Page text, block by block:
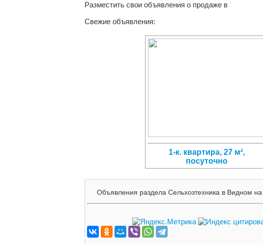
Разместить свои объявления о продаже в
Свежие объявления:
1-к. квартира, 27 м²,
посуточно
Объявления раздела Сельхозтехника в Видном